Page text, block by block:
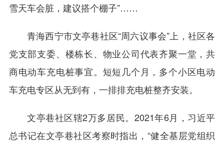
雪天车会脏，建议搭个棚子”……
青海西宁市文亭巷社区“周六议事会”上，社区各
党支部支委、楼栋长、物业公司代表齐聚一堂，共
商电动车充电桩事宜。短短几个月，多个小区电动
车充电专区从无到有，一排排充电桩整齐安装。
文亭巷社区辖2万多居民。2021年6月，习近平
总书记在文亭巷社区考察时指出，“健全基层党组织